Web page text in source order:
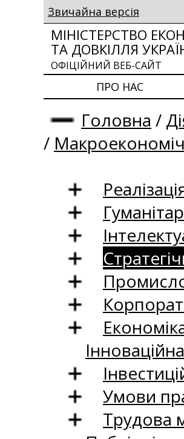
Звичайна версія
МІНІСТЕРСТВО
ТА ДОВКІЛЛЯ
ОФІЦІЙНИЙ ВЕБ-САЙТ
ПРО НАС
Головна /
/
Умови
Трудова